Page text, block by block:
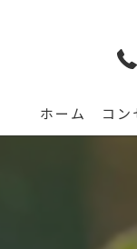
ホーム コン